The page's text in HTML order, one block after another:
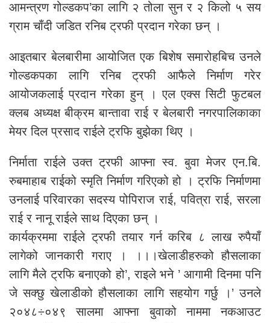
आमन्त्रण गोल्डकप’का लागि २ तोला सुन र २ किलो ५ सय
ग्राम चाँदी जडित रनिब ट्रफी प्रदान गरेका छन् ।
आइतबार बेलबारीमा आयोजित एक बिशेष समारोहबिच उनले
गोल्डकपका लागि रनिब ट्रफी आफैले निर्माण गरेर
आयोजकलाई प्रदान गरेका हुन् । एल एक्स सिटी फुटबल
क्लब अध्यक्ष बीक्रम बान्तावा राई र बेलबारी नगरपालिकाका
मेयर दिल प्रसाद राईले ट्रफि बुझेका थिए ।
निर्माता राईले उक्त ट्रफी आफ्ना स्व. बुवा मेजर एन.बि.
रुबमाहाब राईको स्मृति निर्माण गरिएको हो । ट्रफि निर्माणमा
उनलाई परिवारका सदस्य पोपिराज राई, पवित्रा राई, सरला
राई र नानू राईले साथ दिएका छन् ।
कार्यक्रममा राईले ट्रफी तयार गर्न करिब ८ लाख रुपैयाँ
लागेको जानकारी गराए । ।।।खेलाडीहरुको हौसलाका
लागि मैले ट्रफि बनाएको हो’, राइले भने ’ आगामी दिनमा पनि
जे सक्छु खेलाडीको हौसलाका लागि सहयोग गर्छु ।’ उनले
२०४८÷०४९ सालमा आफ्ना बुवाको नाममा नकआउट